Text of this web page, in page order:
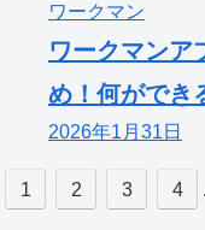
ワークマン
ワークマンア
め！何ができ
2026年1月31日
1 2 3 4